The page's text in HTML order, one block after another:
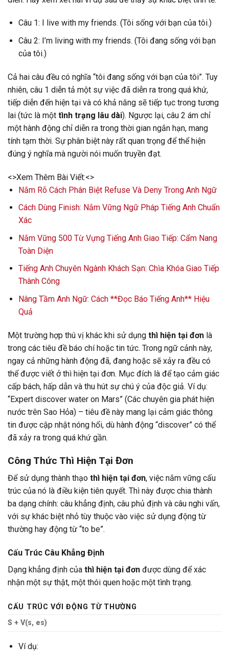
Câu 1: I live with my friends. (Tôi sống với bạn của tôi.)
Câu 2: I’m living with my friends. (Tôi đang sống với bạn
của tôi.)
Cả hai câu đều có nghĩa “tôi đang sống với bạn của tôi”. Tuy
nhiên, câu 1 diễn tả một sự việc đã diễn ra trong quá khứ,
tiếp diễn đến hiện tại và có khả năng sẽ tiếp tục trong tương
lai (tức là một tình trạng lâu dài). Ngược lại, câu 2 ám chỉ
một hành động chỉ diễn ra trong thời gian ngắn hạn, mang
tính tạm thời. Sự phân biệt này rất quan trọng để thể hiện
đúng ý nghĩa mà người nói muốn truyền đạt.
<>Xem Thêm Bài Viết:<>
Nắm Rõ Cách Phân Biệt Refuse Và Deny Trong Anh Ngữ
Cách Dùng Finish: Nắm Vững Ngữ Pháp Tiếng Anh Chuẩn
Xác
Nắm Vững 500 Từ Vựng Tiếng Anh Giao Tiếp: Cẩm Nang
Toàn Diện
Tiếng Anh Chuyên Ngành Khách Sạn: Chìa Khóa Giao Tiếp
Thành Công
Nâng Tầm Anh Ngữ: Cách **Đọc Báo Tiếng Anh** Hiệu
Quả
Một trường hợp thú vị khác khi sử dụng thì hiện tại đơn là
trong các tiêu đề báo chí hoặc tin tức. Trong ngữ cảnh này,
ngay cả những hành động đã, đang hoặc sẽ xảy ra đều có
thể được viết ở thì hiện tại đơn. Mục đích là để tạo cảm giác
cấp bách, hấp dẫn và thu hút sự chú ý của độc giả. Ví dụ:
“Expert discover water on Mars” (Các chuyên gia phát hiện
nước trên Sao Hỏa) – tiêu đề này mang lại cảm giác thông
tin được cập nhật nóng hổi, dù hành động “discover” có thể
đã xảy ra trong quá khứ gần.
Công Thức Thì Hiện Tại Đơn
Để sử dụng thành thạo thì hiện tại đơn, việc nắm vững cấu
trúc của nó là điều kiện tiên quyết. Thì này được chia thành
ba dạng chính: câu khẳng định, câu phủ định và câu nghi vấn,
với sự khác biệt nhỏ tùy thuộc vào việc sử dụng động từ
thường hay động từ “to be”.
Cấu Trúc Câu Khẳng Định
Dạng khẳng định của thì hiện tại đơn được dùng để xác
nhận một sự thật, một thói quen hoặc một tình trạng.
CẤU TRÚC VỚI ĐỘNG TỪ THƯỜNG
S + V(s, es)
Ví dụ: